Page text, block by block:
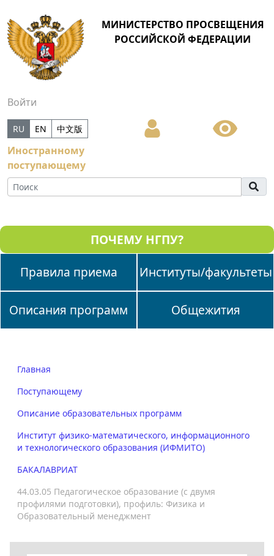
МИНИСТЕРСТВО ПРОСВЕЩЕНИЯ
РОССИЙСКОЙ ФЕДЕРАЦИИ
Войти
Иностранному
поступающему
RU EN 中文版
ПОЧЕМУ НГПУ?
Правила приема
Институты/факультеты
Описания программ Общежития
Главная
Поступающему
Описание образовательных программ
Институт физико-математического, информационного
и технологического образования (ИФМИТО)
БАКАЛАВРИАТ
44.03.05 Педагогическое образование (с двумя
профилями подготовки), профиль: Физика и
Образовательный менеджмент